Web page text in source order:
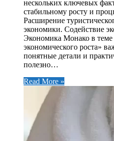
нескольких ключевых
стабильному росту и
Расширение
экономики. Содействие
Экономика Монако в
экономического роста»
понятные детали и
полезно…
Read More »